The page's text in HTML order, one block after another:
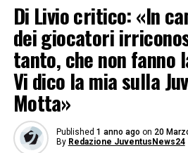
Di Livio critico: «In
dei giocatori
tanto, che non fanno
Vi dico la mia sulla
Motta»
Published 1 anno ago on 20
By Redazione JuventusNews24